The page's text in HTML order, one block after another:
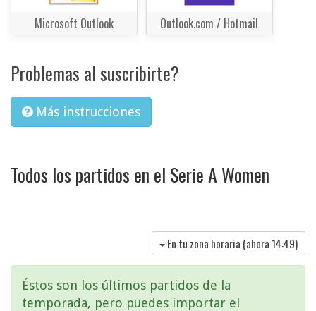
Microsoft Outlook Outlook.com / Hotmail
Problemas al suscribirte?
Más instrucciones
Todos los partidos en el Serie A Women
En tu zona horaria (ahora 14:49)
Éstos son los últimos partidos de la
temporada, pero puedes importar el